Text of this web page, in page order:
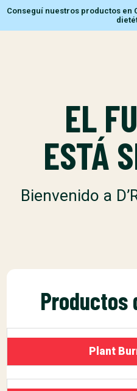
Conseguí nuestros productos en
EL
ESTÁ
Bienvenido a
Productos
Plant